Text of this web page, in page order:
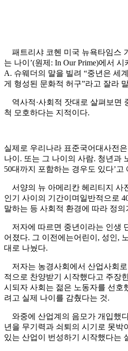
패트리샤 코헨 미국 뉴욕타임스
는 나이’(원제: In Our Prime)에서
A. 슈웨더의 말을 빌려 “중년은 세
게 형성된 문화적 허구”라고 잘라
역사적·사회적 잣대로 살펴보면
척 모호하다는 지적이다.
실제로 우리나라 표준국어대사전
나이. 또는 그 나이의 사람. 청년과
50대까지 포함하는 경우도 있다’고
서양의 뉴 아메리칸 헤리티지 사
인기 사이의 기간이며일반적으로
말하는 등 사회적 환경에 따라 정의
저자에 따르면 중년이라는 인생
어졌다. 그 이전에는어린이, 성인,
대로 나눴다.
저자는 농경사회에서 산업사회
적으로 찬양받기 시작했다고 주장
시되자 사회는 젊은 노동자를 선호
려고 실제 나이를 감췄다는 것.
와중에 산업계의 음모가 개입했
년을 무기력과 쇠퇴의 시기로 못박
있는 산업이 번성하기 시작했다는